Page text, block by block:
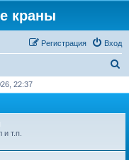
краны
Вход
Регистрация
с
22:37
т.п.